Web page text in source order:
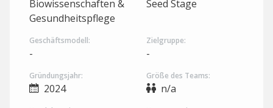
Biowissenschaften &
Gesundheitspflege
Seed Stage
Geschäftsmodell:
-
Zielgruppe:
-
Gründungsjahr:
2024
Größe des Teams:
n/a